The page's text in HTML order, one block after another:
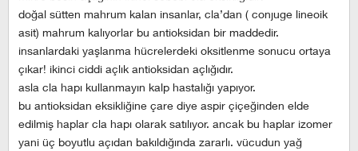
doğal sütten mahrum kalan insanlar, cla’dan ( conjuge lineoik
asit) mahrum kalıyorlar bu antioksidan bir maddedir.
insanlardaki yaşlanma hücrelerdeki oksitlenme sonucu ortaya
çıkar! ikinci ciddi açlık antioksidan açlığıdır.
asla cla hapı kullanmayın kalp hastalığı yapıyor.
bu antioksidan eksikliğine çare diye aspir çiçeğinden elde
edilmiş haplar cla hapı olarak satılıyor. ancak bu haplar izomer
yani üç boyutlu açıdan bakıldığında zararlı. vücudun yağ